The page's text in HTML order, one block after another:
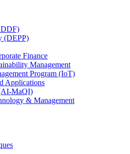
(DEPP)
Finance
Management
Program (IoT)
Applications
MaQI)
& Management